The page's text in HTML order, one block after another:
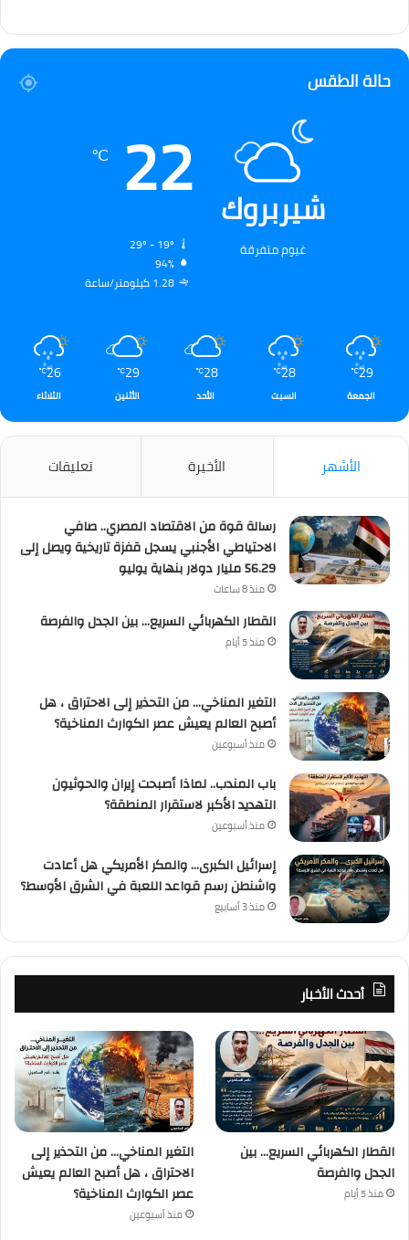
حالة الطقس
شيربروك
غيوم متفرقة
22
℃
94%
1.28 كيلومتر/ساعة
29
℃
الجمعة
28
℃
السبت
28
℃
الأحد
29
℃
الأثنين
26
℃
الثلاثاء
الأشهر الأخيرة تعليقات
رسالة قوة من الاقتصاد المصري.. صافي
الاحتياطي الأجنبي يسجل قفزة تاريخية ويصل إلى
56.29 مليار دولار بنهاية يوليو
منذ 8 ساعات
القطار الكهربائي السريع… بين الجدل والفرصة
منذ 5 أيام
التغير المناخي… من التحذير إلى الاحتراق ، هل
أصبح العالم يعيش عصر الكوارث المناخية؟
منذ أسبوعين
باب المندب.. لماذا أصبحت إيران والحوثيون
التهديد الأكبر لاستقرار المنطقة؟
منذ أسبوعين
إسرائيل الكبرى… والمكر الأمريكي هل أعادت
واشنطن رسم قواعد اللعبة في الشرق الأوسط؟
منذ 3 أسابيع
أحدث الأخبار
القطار الكهربائي السريع… بين
الجدل والفرصة
منذ 5 أيام
التغير المناخي… من التحذير إلى
الاحتراق ، هل أصبح العالم يعيش
عصر الكوارث المناخية؟
منذ أسبوعين